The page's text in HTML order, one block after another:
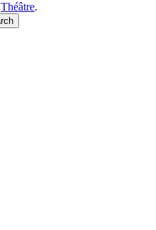
Théâtre.